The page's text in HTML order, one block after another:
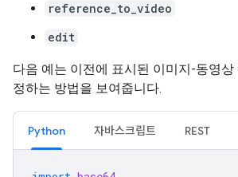
reference_to_video
edit
다음 예는 이전에 표시된 이미지-동영상
정하는 방법을 보여줍니다.
Python 자바스크립트 REST